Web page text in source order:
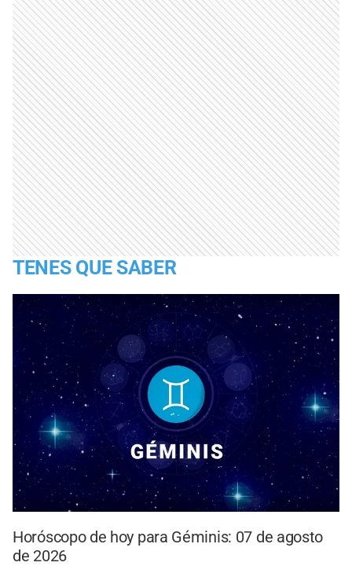
TENES QUE SABER
Horóscopo de hoy para Géminis: 07 de agosto
de 2026